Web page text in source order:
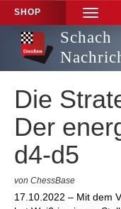
SHOP
TOGGLE
Schach
Die
Der
d4-d5
von ChessBase
17.10.2022 – Mit dem